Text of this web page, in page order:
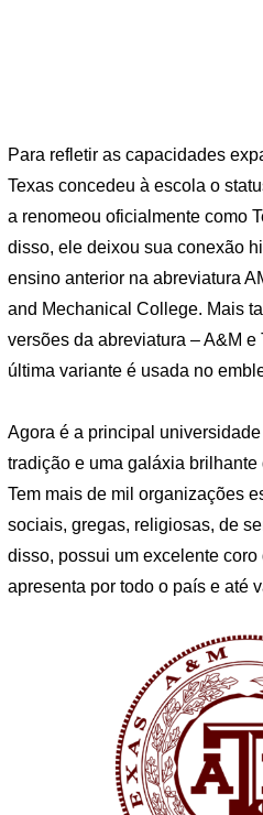
Para refletir as capacidades
Texas concedeu à escola o
a renomeou oficialmente como
disso, ele deixou sua conexão
ensino anterior na abreviatura
and Mechanical College. Mais
versões da abreviatura – A&M e
última variante é usada no
Agora é a principal
tradição e uma galáxia
Tem mais de mil organizações
sociais, gregas, religiosas, de
disso, possui um excelente
apresenta por todo o país e até